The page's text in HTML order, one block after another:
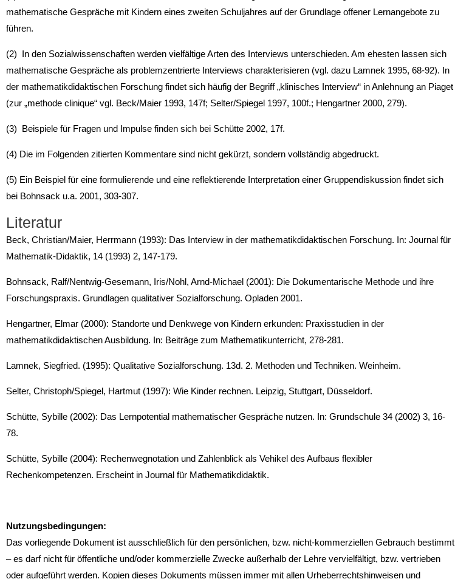
mathematische Gespräche mit Kindern eines zweiten Schuljahres auf der Grundlage offener Lernangebote zu
führen.
(2) In den Sozialwissenschaften werden vielfältige Arten des Interviews unterschieden. Am ehesten lassen sich
mathematische Gespräche als problemzentrierte Interviews charak­terisieren (vgl. dazu Lamnek 1995, 68-92). In
der mathematikdidaktischen Forschung findet sich häufig der Begriff „klinisches Interview“ in Anlehnung an Piaget
(zur „me­thode clinique“ vgl. Beck/Maier 1993, 147f; Selter/Spiegel 1997, 100f.; Hengartner 2000, 279).
(3) Beispiele für Fragen und Impulse finden sich bei Schütte 2002, 17f.
(4) Die im Folgenden zitierten Kommentare sind nicht gekürzt, sondern vollständig abgedruckt.
(5) Ein Beispiel für eine formulierende und eine reflektierende Interpretation einer Gruppendiskussion findet sich
bei Bohnsack u.a. 2001, 303-307.
Literatur
Beck, Christian/Maier, Herrmann (1993): Das Interview in der mathematikdidaktischen Forschung. In: Journal für
Mathematik-Didaktik, 14 (1993) 2, 147-179.
Bohnsack, Ralf/Nentwig-Gesemann, Iris/Nohl, Arnd-Michael (2001): Die Dokumentarische Methode und ihre
Forschungspraxis. Grundlagen qualitativer Sozialforschung. Opladen 2001.
Hengartner, Elmar (2000): Standorte und Denkwege von Kindern erkunden: Praxisstudien in der
mathematikdidaktischen Ausbildung. In: Beiträge zum Mathematikunterricht, 278-281.
Lamnek, Siegfried. (1995): Qualitative Sozialforschung. 13d. 2. Methoden und Techniken. Weinheim.
Selter, Christoph/Spiegel, Hartmut (1997): Wie Kinder rechnen. Leipzig, Stuttgart, Düssel­dorf.
Schütte, Sybille (2002): Das Lernpotential mathematischer Gespräche nutzen. In: Grund­schule 34 (2002) 3, 16-
78.
Schütte, Sybille (2004): Rechenwegnotation und Zahlenblick als Vehikel des Aufbaus fle­xibler
Rechenkompetenzen. Erscheint in Journal für Mathematikdidaktik.
Nutzungsbedingungen:
Das vorliegende Dokument ist ausschließlich für den persönlichen, bzw. nicht-kommerziellen Gebrauch bestimmt
– es darf nicht für öffentliche und/oder kommerzielle Zwecke außerhalb der Lehre vervielfältigt, bzw. vertrieben
oder aufgeführt werden. Kopien dieses Dokuments müssen immer mit allen Urheberrechtshinweisen und